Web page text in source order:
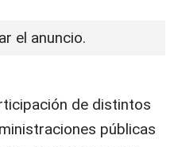
el anuncio.
de distintos
públicas